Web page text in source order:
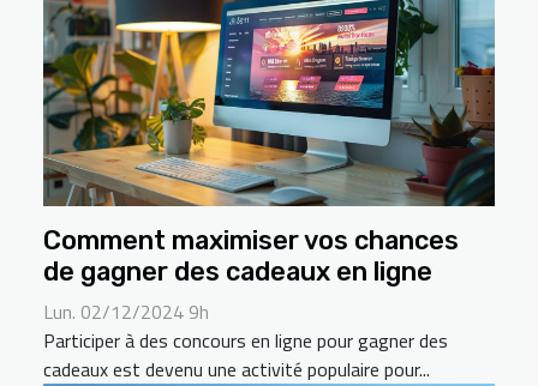
Comment maximiser vos chances
de gagner des cadeaux en ligne
Lun. 02/12/2024 9h
Participer à des concours en ligne pour gagner des
cadeaux est devenu une activité populaire pour...